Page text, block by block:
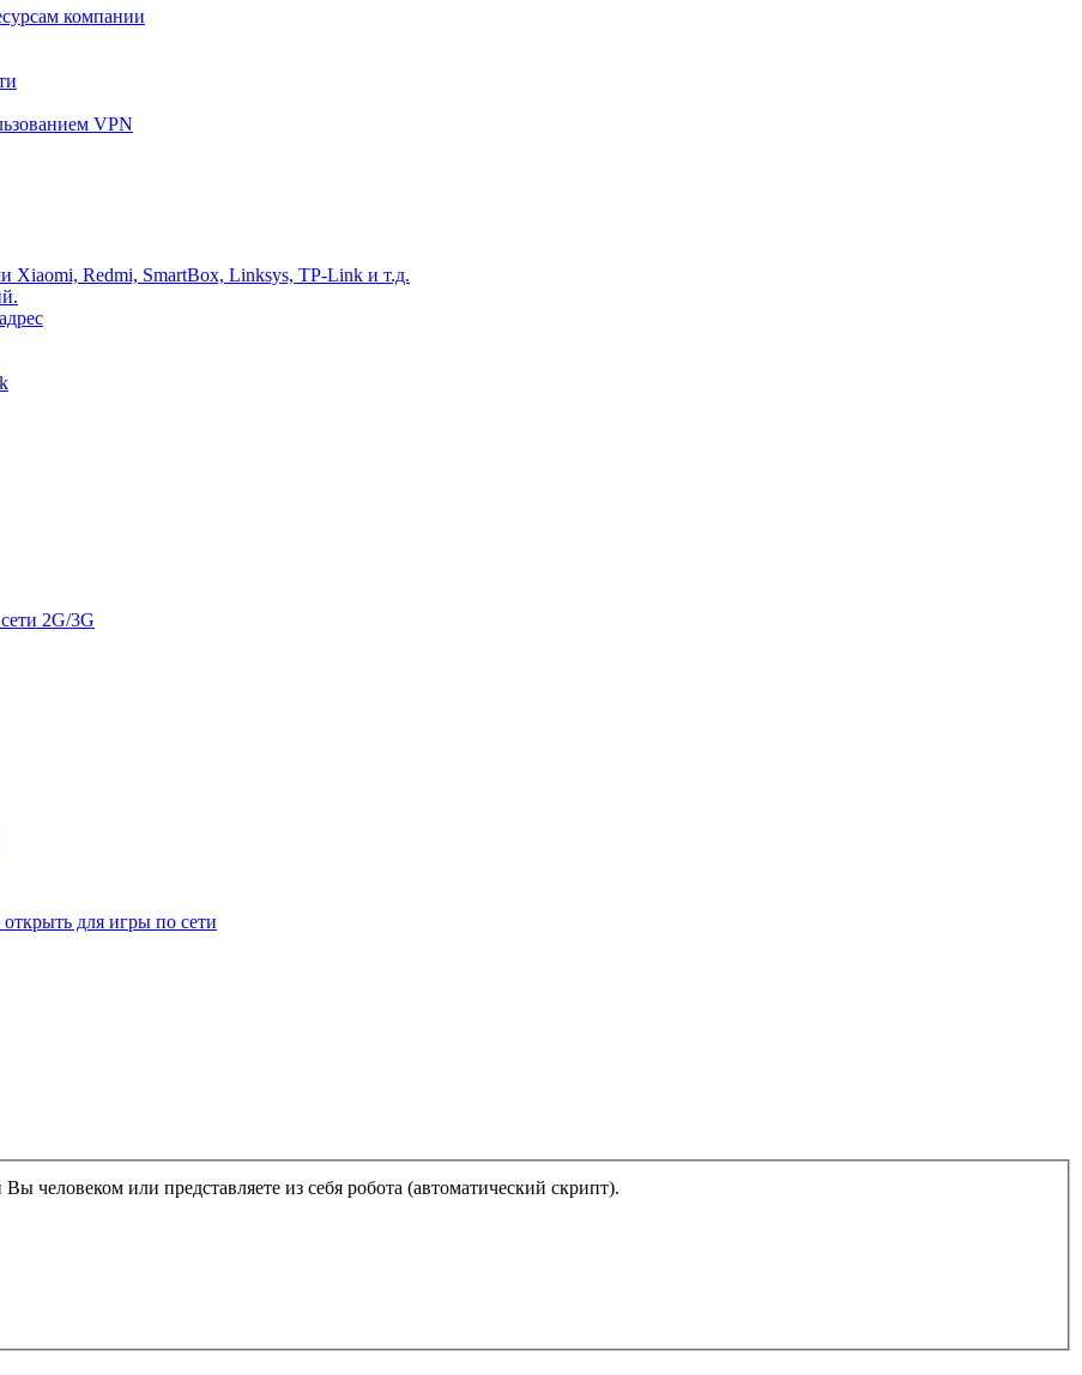
компании
VPN
Xiaomi, Redmi, SmartBox, Linksys, TP-Link и т.д.
2G/3G
для игры по сети
Этот вопрос задается для того, чтобы выяснить, являетесь ли Вы человеком или представляете из себя робота (автоматический скрипт).